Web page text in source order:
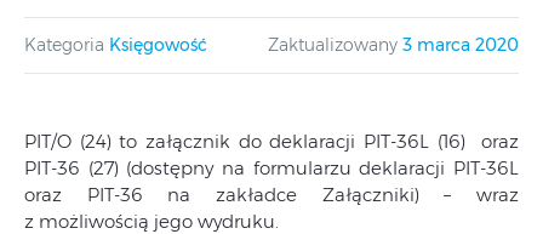
Kategoria Księgowość Zaktualizowany 3 marca 2020
PIT/O (24) to załącznik do deklaracji PIT-36L (16) oraz
PIT-36 (27) (dostępny na formularzu deklaracji PIT-36L
oraz PIT-36 na zakładce Załączniki) – wraz
z możliwością jego wydruku.